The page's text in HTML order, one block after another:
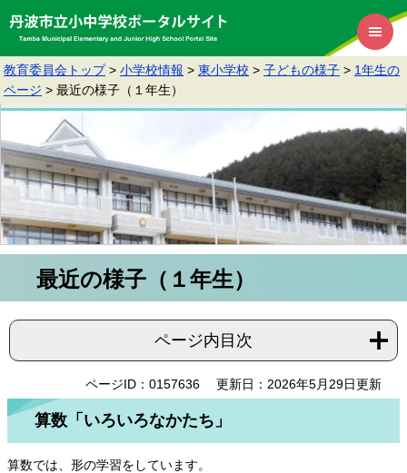
教育委員会トップ > 小学校情報 > 東小学校 > 子どもの様子 > 1年生の
ページ > 最近の様子（１年生）
最近の様子（１年生）
ページ内目次
ページID：0157636 更新日：2026年5月29日更新
算数「いろいろなかたち」
算数では、形の学習をしています。